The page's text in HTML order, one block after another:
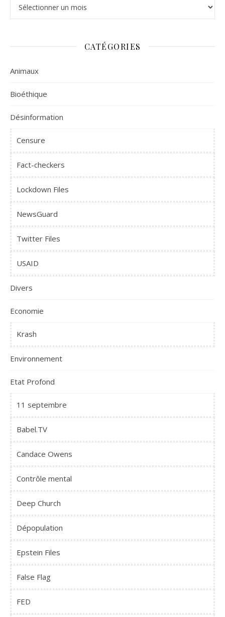
CATÉGORIES
Animaux
Bioéthique
Désinformation
Censure
Fact-checkers
Lockdown Files
NewsGuard
Twitter Files
USAID
Divers
Economie
Krash
Environnement
Etat Profond
11 septembre
Babel.TV
Candace Owens
Contrôle mental
Deep Church
Dépopulation
Epstein Files
False Flag
FED